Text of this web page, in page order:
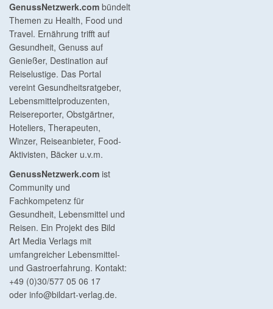
GenussNetzwerk.com bündelt
Themen zu Health, Food und
Travel. Ernährung trifft auf
Gesundheit, Genuss auf
Genießer, Destination auf
Reiselustige. Das Portal
vereint Gesundheitsratgeber,
Lebensmittelproduzenten,
Reisereporter, Obstgärtner,
Hoteliers, Therapeuten,
Winzer, Reiseanbieter, Food-
Aktivisten, Bäcker u.v.m.
GenussNetzwerk.com ist
Community und
Fachkompetenz für
Gesundheit, Lebensmittel und
Reisen. Ein Projekt des Bild
Art Media Verlags mit
umfangreicher Lebensmittel-
und Gastroerfahrung. Kontakt:
+49 (0)30/577 05 06 17
oder info@bildart-verlag.de.